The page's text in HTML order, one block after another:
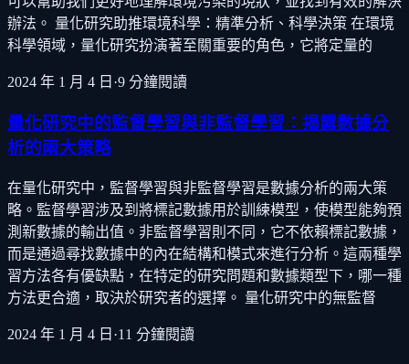
辦法。 量化研究助推環境科學：精準分析、科學決策 在環境
科學領域，量化研究扮演著至關重要的角色，它將定量的
2024 年 1 月 4 日 ·9 分鐘閱讀
量化研究中的監督學習與非監督學習：揭露數據分
析的兩大策略
在量化研究中，監督學習與非監督學習是數據分析的兩大策
略。監督學習涉及到將標記數據用於訓練模型，使模型能夠預
測新數據的輸出值。非監督學習則不同，它不依賴標記數據，
而是通過尋找數據中的內在結構和模式來進行分析。這兩種學
習方法各有優缺點，在特定的研究問題和數據類型下，哪一種
方法更合適，取決於研究者的選擇。 量化研究中的無監督
2024 年 1 月 4 日 ·11 分鐘閱讀